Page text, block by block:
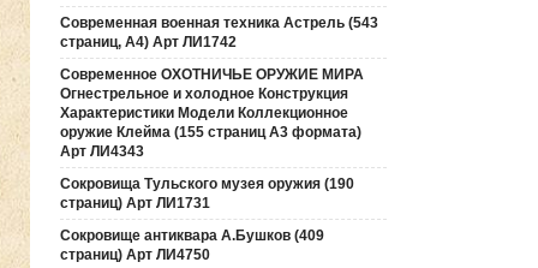
Современная военная техника Астрель (543
страниц, А4) Арт ЛИ1742
Современное ОХОТНИЧЬЕ ОРУЖИЕ МИРА
Огнестрельное и холодное Конструкция
Характеристики Модели Коллекционное
оружие Клейма (155 страниц А3 формата)
Арт ЛИ4343
Сокровища Тульского музея оружия (190
cтраниц) Арт ЛИ1731
Сокровище антиквара А.Бушков (409
страниц) Арт ЛИ4750